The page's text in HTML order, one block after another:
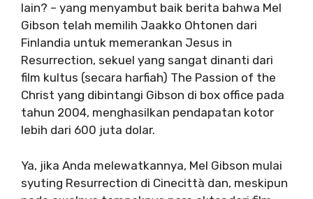
lain? – yang menyambut baik berita bahwa Mel
Gibson telah memilih Jaakko Ohtonen dari
Finlandia untuk memerankan Jesus in
Resurrection, sekuel yang sangat dinanti dari
film kultus (secara harfiah) The Passion of the
Christ yang dibintangi Gibson di box office pada
tahun 2004, menghasilkan pendapatan kotor
lebih dari 600 juta dolar.
Ya, jika Anda melewatkannya, Mel Gibson mulai
syuting Resurrection di Cinecittà dan, meskipun